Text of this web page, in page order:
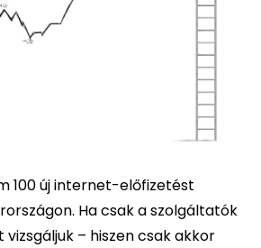
100 új internet-előfizetést
Ha csak a szolgáltatók
– hiszen csak akkor